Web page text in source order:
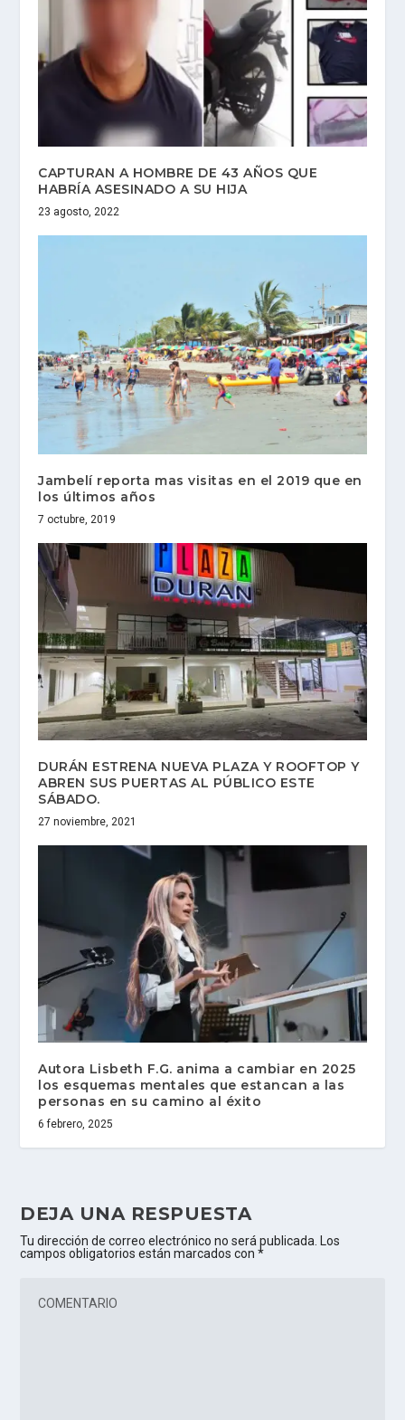
CAPTURAN A HOMBRE DE 43 AÑOS QUE
HABRÍA ASESINADO A SU HIJA
23 agosto, 2022
Jambelí reporta mas visitas en el 2019 que en
los últimos años
7 octubre, 2019
DURÁN ESTRENA NUEVA PLAZA Y ROOFTOP Y
ABREN SUS PUERTAS AL PÚBLICO ESTE
SÁBADO.
27 noviembre, 2021
Autora Lisbeth F.G. anima a cambiar en 2025
los esquemas mentales que estancan a las
personas en su camino al éxito
6 febrero, 2025
DEJA UNA RESPUESTA
Tu dirección de correo electrónico no será publicada.
Los
campos obligatorios están marcados con*